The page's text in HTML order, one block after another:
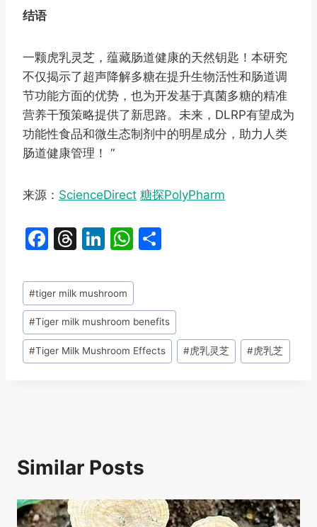
结语
一颗虎乳灵芝，蕴藏肠道健康的天然钥匙！本研究
不仅揭示了超声降解多糖在提升生物活性和肠道调
节功能方面的优势，也为开发基于真菌多糖的精准
营养干预策略提供了新思路。未来，DLRP有望成为
功能性食品和微生态制剂中的明星成分，助力人类
肠道健康管理！ “
来源： ScienceDirect 糖探PolyPharm
F
c
e
b
o
T
e
a
d
s
Li
k
e
dI
n
W
at
s
A
p
e
Post
Tags:
#tiger milk mushroom
#Tiger milk mushroom benefits
#Tiger Milk Mushroom Effects #虎乳灵芝 #虎乳芝
Similar Posts